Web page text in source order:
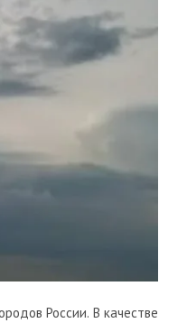
России. В качестве